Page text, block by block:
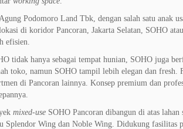
Podomoro Land Tbk, dengan salah satu anak
di koridor Pancoran, Jakarta Selatan, SOHO atau
efisien.
tidak hanya sebagai tempat hunian, SOHO juga
toko, namun SOHO tampil lebih elegan dan fresh.
di Pancoran lainnya. Konsep premium dan
mixed-use SOHO Pancoran dibangun di atas
Splendor Wing dan Noble Wing. Didukung fasilitas